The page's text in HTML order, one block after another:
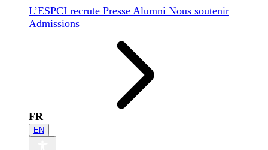
L’ESPCI recrute Presse Alumni Nous soutenir
Admissions
FR
EN